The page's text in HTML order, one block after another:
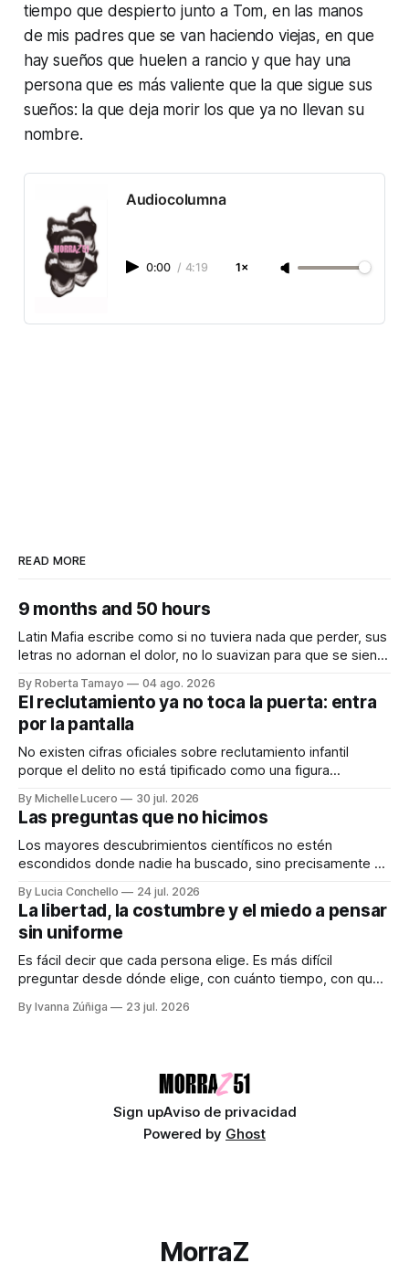
tiempo que despierto junto a Tom, en las manos
de mis padres que se van haciendo viejas, en que
hay sueños que huelen a rancio y que hay una
persona que es más valiente que la que sigue sus
sueños: la que deja morir los que ya no llevan su
nombre.
Audiocolumna
0:00 / 4:19 1×
READ MORE
9 months and 50 hours
Latin Mafia escribe como si no tuviera nada que perder, sus
letras no adornan el dolor, no lo suavizan para que se sienta
Audiocolumna0:00/231.241× Hay proyectos que se
anuncian con meses de anticipación, con teasers
calculados, con campañas para crear expectativas
By Roberta Tamayo 04 ago. 2026
El reclutamiento ya no toca la puerta: entra
por la pantalla
No existen cifras oficiales sobre reclutamiento infantil
porque el delito no está tipificado como una figura
"hola". Así de simple, así de peligroso. Las recientes
desapariciones de adolescentes en Jalisco han vuelto a
encender una alerta que desde hace años
By Michelle Lucero 30 jul. 2026
Las preguntas que no hicimos
Los mayores descubrimientos científicos no estén
escondidos donde nadie ha buscado, sino precisamente en
explorados. Audiocolumna0:00/251.761× Lo femenino
como punto ciego en la ciencia La ciencia promete una
visión objetiva de la realidad. Creemos que avanza guiada
únicamente por la
By Lucia Conchello 24 jul. 2026
La libertad, la costumbre y el miedo a pensar
sin uniforme
Es fácil decir que cada persona elige. Es más difícil
preguntar desde dónde elige, con cuánto tiempo, con qué
Audiocolumna0:00/580.5121× "Free as a Bird" - The
By Ivanna Zúñiga 23 jul. 2026
Sign upAviso de privacidad
Powered by Ghost
MorraZ